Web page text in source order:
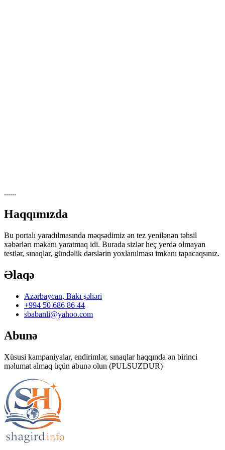
......
Haqqımızda
Bu portalı yaradılmasında məqsədimiz ən tez yenilənən təhsil
xəbərlərı məkanı yaratmaq idi. Burada sizlər heç yerdə olmayan
testlər, sınaqlar, gündəlik dərslərin yoxlanılması imkanı tapacaqsınız.
Əlaqə
Azərbaycan, Bakı şəhəri
+994 50 686 86 44
sbabanli@yahoo.com
Abunə
Xüsusi kampaniyalar, endirimlər, sınaqlar haqqında ən birinci
məlumat almaq üçün abunə olun (PULSUZDUR)